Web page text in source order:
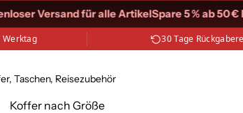
Versand für alle ArtikelSpare 5 % ab 50 €
Werktag 30 Tage
Taschen, Reisezubehör
Koffer nach Größe